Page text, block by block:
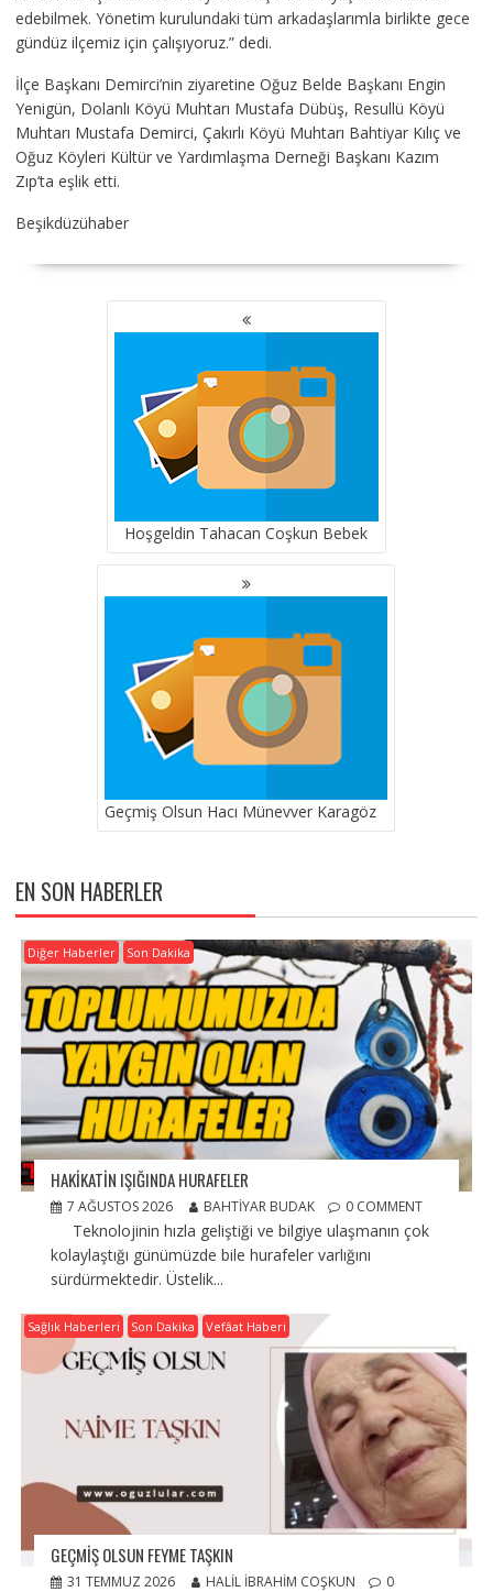
edebilmek. Yönetim kurulundaki tüm arkadaşlarımla birlikte gece
gündüz ilçemiz için çalışıyoruz.” dedi.
İlçe Başkanı Demirci’nin ziyaretine Oğuz Belde Başkanı Engin
Yenigün, Dolanlı Köyü Muhtarı Mustafa Dübüş, Resullü Köyü
Muhtarı Mustafa Demirci, Çakırlı Köyü Muhtarı Bahtiyar Kılıç ve
Oğuz Köyleri Kültür ve Yardımlaşma Derneği Başkanı Kazım
Zıp’ta eşlik etti.
Beşikdüzühaber
Hoşgeldin Tahacan Coşkun Bebek
Geçmiş Olsun Hacı Münevver Karagöz
EN SON HABERLER
Diğer Haberler Son Dakika
HAKİKATİN IŞIĞINDA HURAFELER
7 AĞUSTOS 2026 BAHTIYAR BUDAK 0 COMMENT
Teknolojinin hızla geliştiği ve bilgiye ulaşmanın çok
kolaylaştığı günümüzde bile hurafeler varlığını
sürdürmektedir. Üstelik...
Sağlık Haberleri Son Dakika Vefâat Haberi
GEÇMIŞ OLSUN FEYME TAŞKIN
31 TEMMUZ 2026 HALIL İBRAHIM COŞKUN
0